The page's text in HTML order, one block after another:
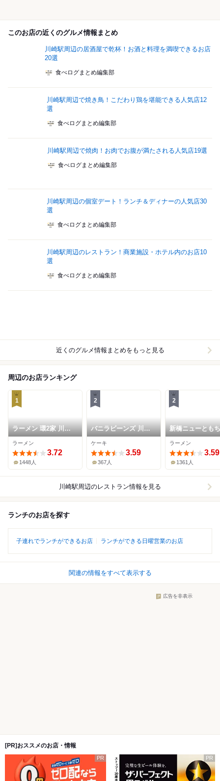
このお店の近くのグルメ情報まとめ
川崎駅周辺の居酒屋で乾杯！お酒と料理を満喫できるお店
20選
食べログまとめ編集部
川崎駅周辺で焼き鳥！こだわり鶏を堪能できる人気店12
選
食べログまとめ編集部
川崎駅周辺で焼肉！お肉でお腹が満たされる人気店19選
食べログまとめ編集部
川崎駅周辺の個室デート！ランチ＆ディナーの人気店30
選
食べログまとめ編集部
川崎駅周辺のレストラン！商業施設・ホテル内のお店10
選
食べログまとめ編集部
近くのグルメ情報まとめをもっと見る
周辺のお店ランキング
1
ラーメン 環2家 川崎
店
ラーメン
3.72
1448人
2
バニラビーンズ 川崎
アゼリア店
ケーキ
3.59
367人
2
新橋ニューとも
ーメン 川崎駅前
ラーメン
3.59
1361人
川崎駅周辺のレストラン情報を見る
ランチのお店を探す
子連れでランチができるお店 ランチができる日曜営業のお店
関連の情報をすべて表示する
広告を非表示
[PR]おススメのお店・情報
PR PR